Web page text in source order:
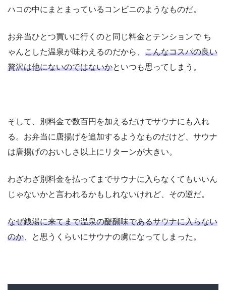
ハコの中にまとまっているコンビニのようなものだ。
お弁当ひとつ買いに行くのと同じ料金とテンションで ち
ゃんとした温泉が味わえるのだから、 こんなコスパの良い
贅沢は他にないのではないかといつも思ってしまう。
そして、別料金で数百円を加えるだけでサウナにも入れ
る。お弁当に唐揚げを追加するようなものだけど、サウナ
は唐揚げのおいしさ以上にリターンが大きい。
わざわざ別料金を払ってまでサウナに入らなくてもいいん
じゃないかと言われるかもしれないけれど、その逆だ。
なぜ銭湯に来てまで温泉の醍醐味であるサウナに入らない
のか、と思うくらいにサウナの虜になってしまった。